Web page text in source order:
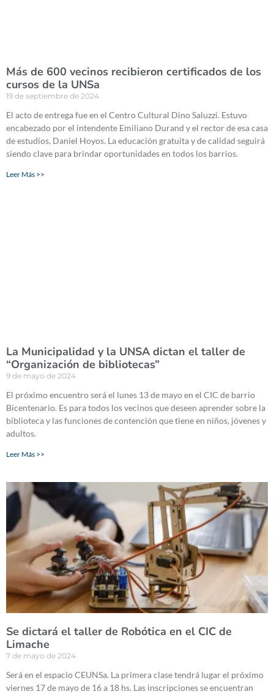
Más de 600 vecinos recibieron certificados de los
cursos de la UNSa
19 de septiembre de 2024
El acto de entrega fue en el Centro Cultural Dino Saluzzi. Estuvo
encabezado por el intendente Emiliano Durand y el rector de esa casa
de estudios, Daniel Hoyos. La educación gratuita y de calidad seguirá
siendo clave para brindar oportunidades en todos los barrios.
Leer Más >>
La Municipalidad y la UNSA dictan el taller de
“Organización de bibliotecas”
9 de mayo de 2024
El próximo encuentro será el lunes 13 de mayo en el CIC de barrio
Bicentenario. Es para todos los vecinos que deseen aprender sobre la
biblioteca y las funciones de contención que tiene en niños, jóvenes y
adultos.
Leer Más >>
Se dictará el taller de Robótica en el CIC de
Limache
7 de mayo de 2024
Será en el espacio CEUNSa. La primera clase tendrá lugar el próximo
viernes 17 de mayo de 16 a 18 hs. Las inscripciones se encuentran